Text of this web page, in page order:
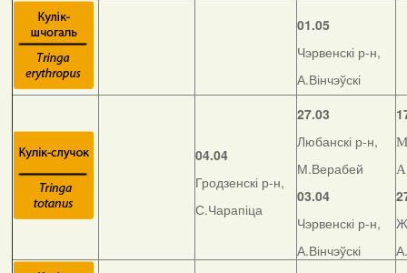
01.05
Чэрвенскі р-н,
А.Вінчэўскі
04.04
Гродзенскі р-н,
С.Чарапіца
27.03
Любанскі р-н,
М.Верабей
03.04
Чэрвенскі р-н,
А.Вінчэўскі